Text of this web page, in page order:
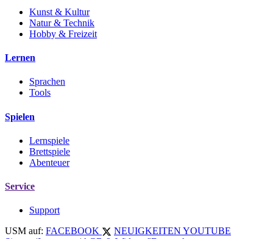
Kunst & Kultur
Natur & Technik
Hobby & Freizeit
Lernen
Sprachen
Tools
Spielen
Lernspiele
Brettspiele
Abenteuer
Service
Support
USM auf: FACEBOOK NEUIGKEITEN YOUTUBE